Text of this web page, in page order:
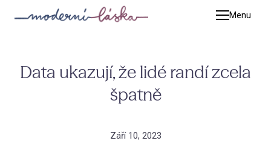
Menu
Data ukazují, že lidé randí zcela
špatně
Září 10, 2023